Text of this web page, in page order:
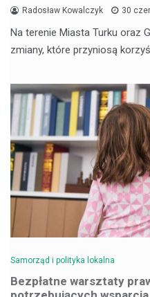
Radosław Kowalczyk 30
Na terenie Miasta Turku oraz
zmiany, które przyniosą
Samorząd i polityka lokalna
Bezpłatne warsztaty